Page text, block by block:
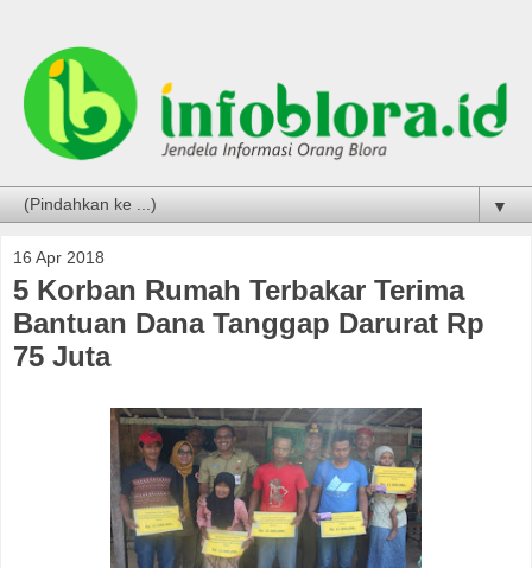
▼
16 Apr 2018
5 Korban Rumah Terbakar Terima
Bantuan Dana Tanggap Darurat Rp
75 Juta